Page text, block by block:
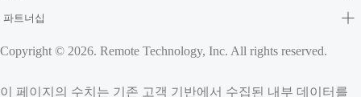
파트너십
Copyright © 2026. Remote Technology, Inc. All rights reserved.
이 페이지의 수치는 기존 고객 기반에서 수집된 내부 데이터를